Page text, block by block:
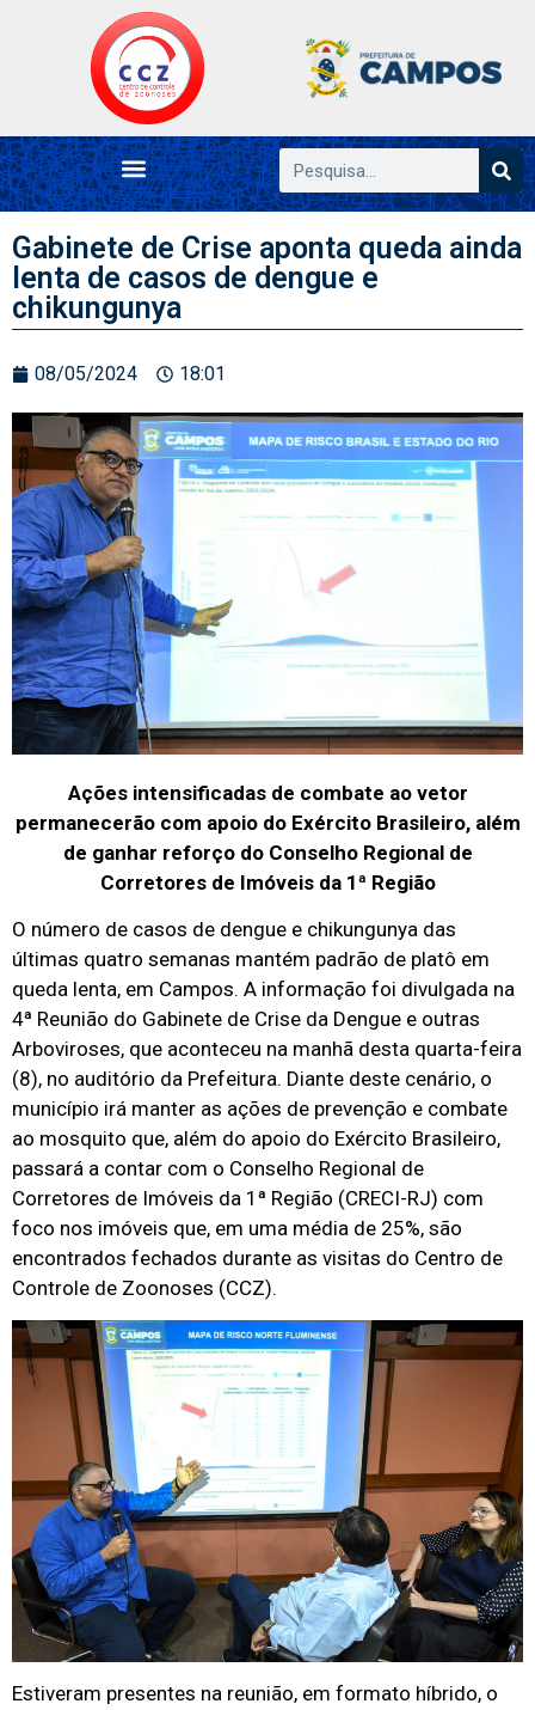
Gabinete de Crise aponta queda ainda
lenta de casos de dengue e
chikungunya
08/05/2024 18:01
Ações intensificadas de combate ao vetor
permanecerão com apoio do Exército Brasileiro, além
de ganhar reforço do Conselho Regional de
Corretores de Imóveis da 1ª Região
O número de casos de dengue e chikungunya das
últimas quatro semanas mantém padrão de platô em
queda lenta, em Campos. A informação foi divulgada na
4ª Reunião do Gabinete de Crise da Dengue e outras
Arboviroses, que aconteceu na manhã desta quarta-feira
(8), no auditório da Prefeitura. Diante deste cenário, o
município irá manter as ações de prevenção e combate
ao mosquito que, além do apoio do Exército Brasileiro,
passará a contar com o Conselho Regional de
Corretores de Imóveis da 1ª Região (CRECI-RJ) com
foco nos imóveis que, em uma média de 25%, são
encontrados fechados durante as visitas do Centro de
Controle de Zoonoses (CCZ).
Estiveram presentes na reunião, em formato híbrido, o